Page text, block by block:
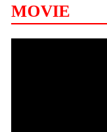
MOVIE